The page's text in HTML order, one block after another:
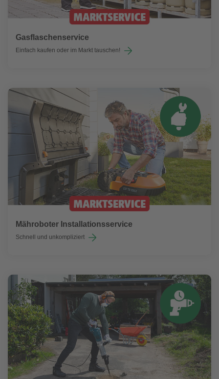
Gasflaschenservice
Einfach kaufen oder im Markt tauschen!
Mähroboter Installationsservice
Schnell und unkompliziert